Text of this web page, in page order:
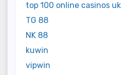
top 100 online casinos uk
TG 88
NK 88
kuwin
vipwin